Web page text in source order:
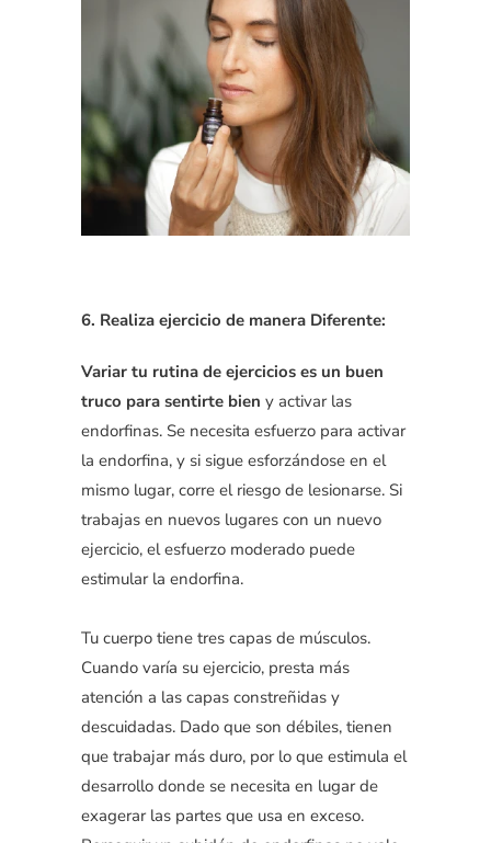
6. Realiza ejercicio de manera Diferente:
Variar tu rutina de ejercicios es un buen
truco para sentirte bien y activar las
endorfinas. Se necesita esfuerzo para activar
la endorfina, y si sigue esforzándose en el
mismo lugar, corre el riesgo de lesionarse. Si
trabajas en nuevos lugares con un nuevo
ejercicio, el esfuerzo moderado puede
estimular la endorfina.
Tu cuerpo tiene tres capas de músculos.
Cuando varía su ejercicio, presta más
atención a las capas constreñidas y
descuidadas. Dado que son débiles, tienen
que trabajar más duro, por lo que estimula el
desarrollo donde se necesita en lugar de
exagerar las partes que usa en exceso.